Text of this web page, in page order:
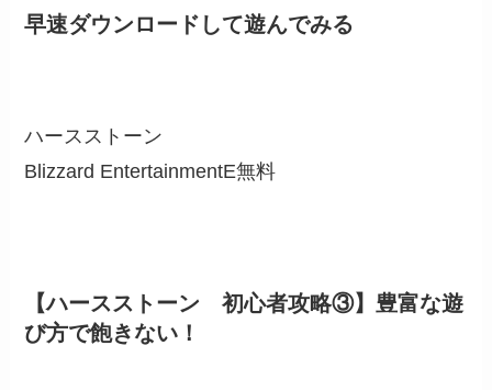
早速ダウンロードして遊んでみる
ハースストーン
Blizzard EntertainmentE無料
【ハースストーン 初心者攻略③】豊富な遊
び方で飽きない！